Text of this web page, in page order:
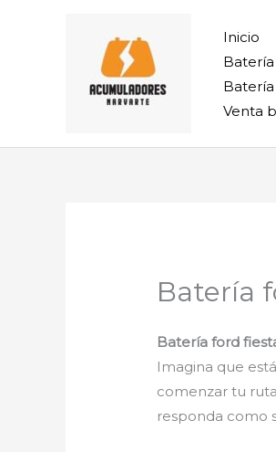
Inicio
Venta
Batería
Batería ford
Imagina que
comenzar tu
responda como